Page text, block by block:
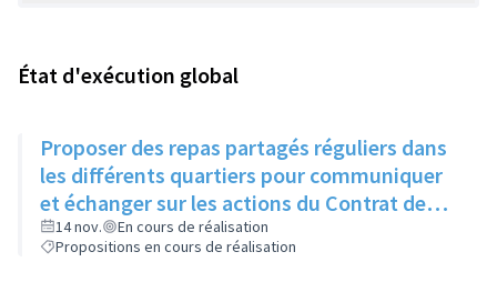
État d'exécution global
Proposer des repas partagés réguliers dans
les différents quartiers pour communiquer
et échanger sur les actions du Contrat de
Ville
14 nov.
En cours de réalisation
Propositions en cours de réalisation